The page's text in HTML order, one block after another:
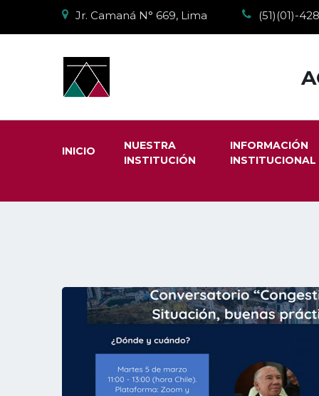
Jr. Camaná N° 669, Lima (51)(01)-
INICIO
NUESTRA
INSTITUCIÓN
INFORMACIÓN
INSTITUCIONAL